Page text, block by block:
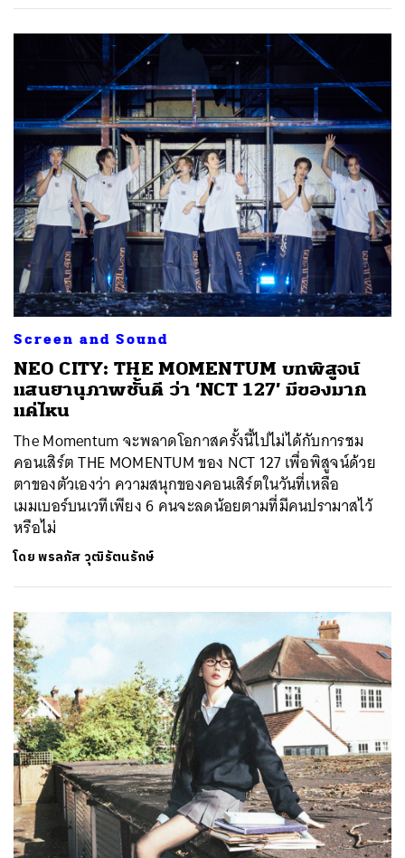
Screen and Sound
NEO CITY: THE MOMENTUM บทพิสูจน์
แสนยานุภาพชั้นดี ว่า ‘NCT 127’ มีของมาก
แค่ไหน
The Momentum จะพลาดโอกาสครั้งนี้ไปไม่ได้กับการชม
คอนเสิร์ต THE MOMENTUM ของ NCT 127 เพื่อพิสูจน์ด้วย
ตาของตัวเองว่า ความสนุกของคอนเสิร์ตในวันที่เหลือ
เมมเบอร์บนเวทีเพียง 6 คนจะลดน้อยตามที่มีคนปรามาสไว้
หรือไม่
โดยพรลภัส วุฒิรัตนรักษ์